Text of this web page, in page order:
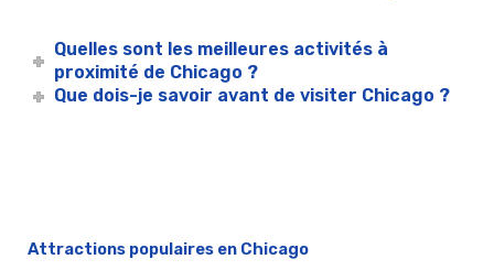
Brunch sur un bateau | Manger, Boire, & B. Mary Brunch
Cruise | City Experiences
Cérémonies et réceptions à Chicago
Cruises™
Quelles sont les meilleures activités à
proximité de Chicago ?
Que dois-je savoir avant de visiter Chicago ?
Attractions populaires en Chicago